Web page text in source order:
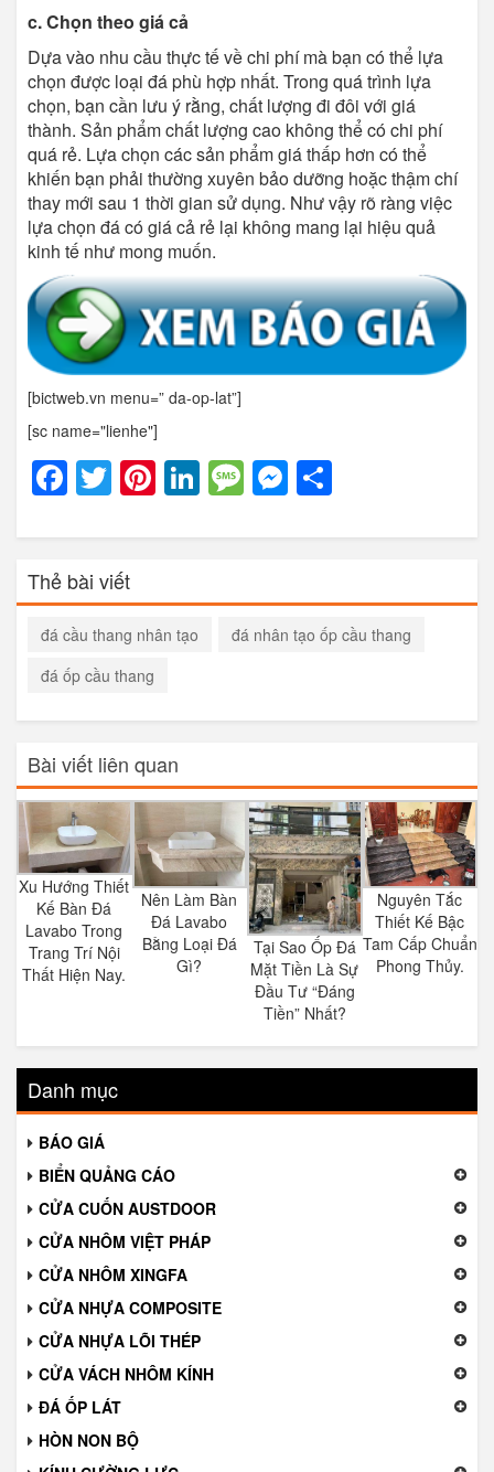
c. Chọn theo giá cả
Dựa vào nhu cầu thực tế về chi phí mà bạn có thể lựa
chọn được loại đá phù hợp nhất. Trong quá trình lựa
chọn, bạn cần lưu ý rằng, chất lượng đi đôi với giá
thành. Sản phẩm chất lượng cao không thể có chi phí
quá rẻ. Lựa chọn các sản phẩm giá thấp hơn có thể
khiến bạn phải thường xuyên bảo dưỡng hoặc thậm chí
thay mới sau 1 thời gian sử dụng. Như vậy rõ ràng việc
lựa chọn đá có giá cả rẻ lại không mang lại hiệu quả
kinh tế như mong muốn.
[bictweb.vn menu=” da-op-lat”]
[sc name="lienhe"]
Facebook
Twitter
Pinterest
LinkedIn
Message
Messenger
Thẻ bài viết
đá cầu thang nhân tạo
đá nhân tạo ốp cầu thang
đá ốp cầu thang
Bài viết liên quan
Xu Hướng Thiết
Kế Bàn Đá
Lavabo Trong
Trang Trí Nội
Thất Hiện Nay.
Nên Làm Bàn
Đá Lavabo
Bằng Loại Đá
Gì?
Tại Sao Ốp Đá
Mặt Tiền Là Sự
Đầu Tư “Đáng
Tiền” Nhất?
Nguyên Tắc
Thiết Kế Bậc
Tam Cấp Chuẩn
Phong Thủy.
Danh mục
BÁO GIÁ
BIỂN QUẢNG CÁO
CỬA CUỐN AUSTDOOR
CỬA NHÔM VIỆT PHÁP
CỬA NHÔM XINGFA
CỬA NHỰA COMPOSITE
CỬA NHỰA LÕI THÉP
CỬA VÁCH NHÔM KÍNH
ĐÁ ỐP LÁT
HÒN NON BỘ